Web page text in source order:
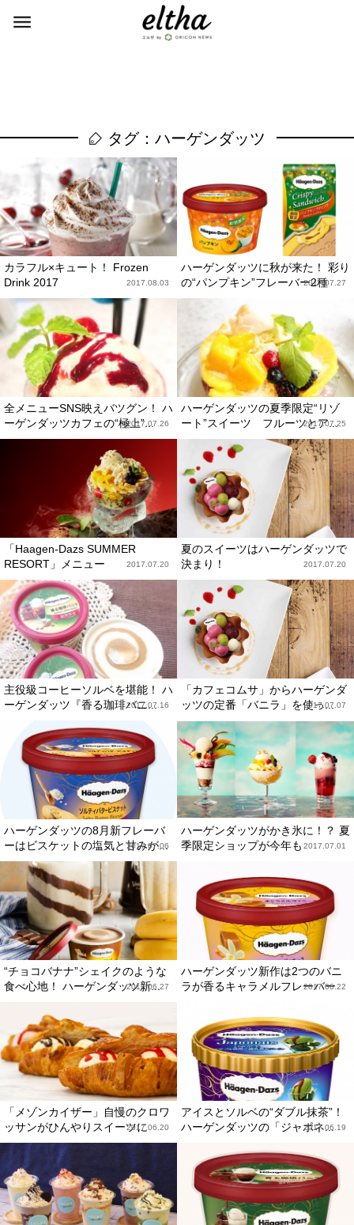
タグ：ハーゲンダッツ
カラフル×キュート！ Frozen
Drink 2017
2017.08.03
ハーゲンダッツに秋が来た！ 彩り
の“パンプキン”フレーバー2種
2017.07.27
全メニューSNS映えバツグン！ ハ
ーゲンダッツカフェの“極上”...
2017.07.26
ハーゲンダッツの夏季限定“リゾ
ート”スイーツ フルーツとア...
2017.07.25
「Haagen-Dazs SUMMER
RESORT」メニュー
2017.07.20
夏のスイーツはハーゲンダッツで
決まり！
2017.07.20
主役級コーヒーソルベを堪能！ ハ
ーゲンダッツ『香る珈琲バニ...
2017.07.16
「カフェコムサ」からハーゲンダ
ッツの定番「バニラ」を使っ...
2017.07.07
ハーゲンダッツの8月新フレーバ
ーはビスケットの塩気と甘みが...
2017.07.06
ハーゲンダッツがかき氷に！？ 夏
季限定ショップが今年も 2017.07.01
“チョコバナナ”シェイクのような
食べ心地！ ハーゲンダッツ新...
2017.06.27
ハーゲンダッツ新作は2つのバニ
ラが香るキャラメルフレーバー
2017.06.22
「メゾンカイザー」自慢のクロワ
ッサンがひんやりスイーツに2017.06.20
アイスとソルベの“ダブル抹茶”！
ハーゲンダッツの「ジャポネ...
2017.06.19